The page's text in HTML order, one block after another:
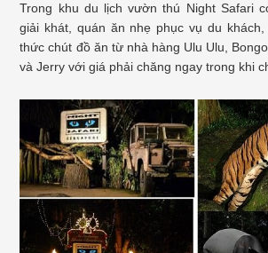
Trong khu du lịch vườn thú Night Safari
giải khát, quán ăn nhẹ phục vụ du
thức chút đồ ăn từ nhà hàng Ulu Ulu,
và Jerry với giá phải chăng ngay trong khi